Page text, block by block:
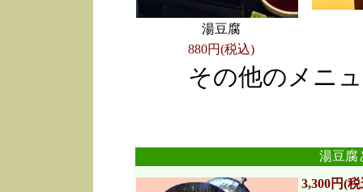
湯豆腐
880円(税込)
その他のメニ
湯豆腐
3,300円(